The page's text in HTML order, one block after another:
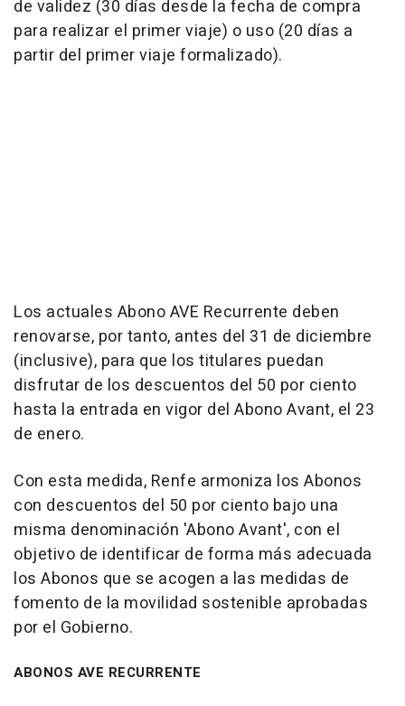
de validez (30 días desde la fecha de compra
para realizar el primer viaje) o uso (20 días a
partir del primer viaje formalizado).
Los actuales Abono AVE Recurrente deben
renovarse, por tanto, antes del 31 de diciembre
(inclusive), para que los titulares puedan
disfrutar de los descuentos del 50 por ciento
hasta la entrada en vigor del Abono Avant, el 23
de enero.
Con esta medida, Renfe armoniza los Abonos
con descuentos del 50 por ciento bajo una
misma denominación 'Abono Avant', con el
objetivo de identificar de forma más adecuada
los Abonos que se acogen a las medidas de
fomento de la movilidad sostenible aprobadas
por el Gobierno.
ABONOS AVE RECURRENTE